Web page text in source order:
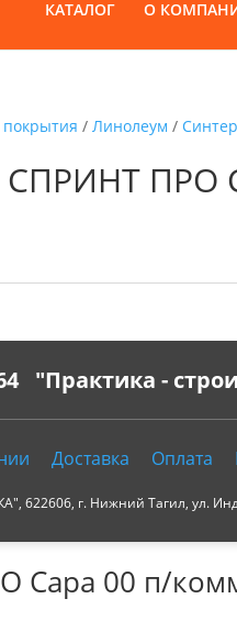
КАТАЛОГ О
/ Линолеум /
ПРО
"Практика -
Доставка Оплата
622606, г. Нижний Тагил, ул.
Сара 00 п/